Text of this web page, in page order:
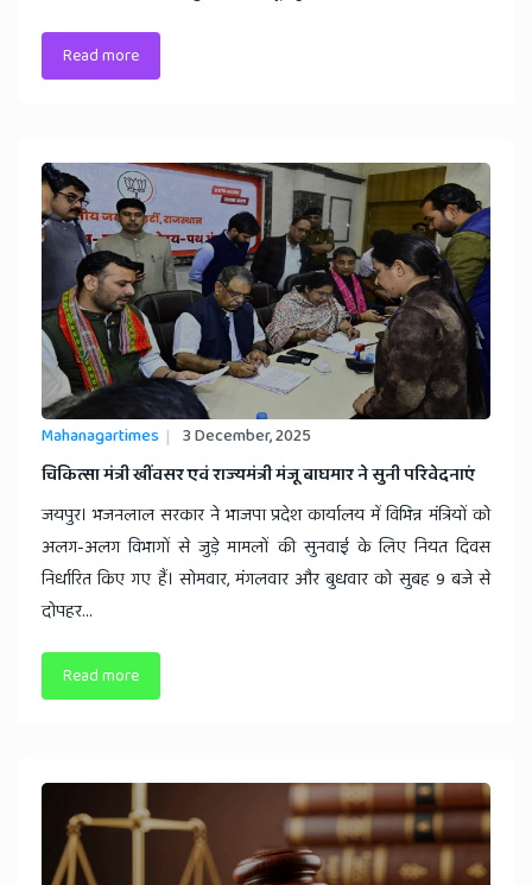
Read more
Mahanagartimes 3 December, 2025
चिकित्सा मंत्री खींवसर एवं राज्यमंत्री मंजू बाघमार ने सुनी परिवेदनाएं
जयपुर। भजनलाल सरकार ने भाजपा प्रदेश कार्यालय में विभिन्न मंत्रियों को
अलग-अलग विभागों से जुड़े मामलों की सुनवाई के लिए नियत दिवस
निर्धारित किए गए हैं। सोमवार, मंगलवार और बुधवार को सुबह 9 बजे से
दोपहर...
Read more